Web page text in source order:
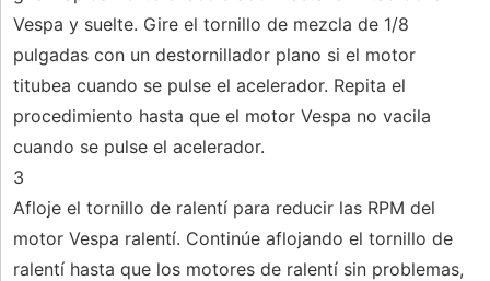
Vespa y suelte. Gire el tornillo de mezcla de 1/8
pulgadas con un destornillador plano si el motor
titubea cuando se pulse el acelerador. Repita el
procedimiento hasta que el motor Vespa no vacila
cuando se pulse el acelerador.
3
Afloje el tornillo de ralentí para reducir las RPM del
motor Vespa ralentí. Continúe aflojando el tornillo de
ralentí hasta que los motores de ralentí sin problemas,